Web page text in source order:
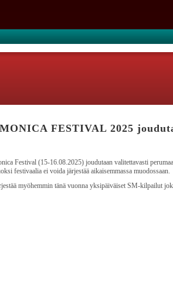
FESTIVAL 2025
Festival (15-16.08.2025) joudutaan valitettavasti
festivaalia ei voida järjestää aikaisemmassa muodossaan.
myöhemmin tänä vuonna yksipäiväiset SM-kilpailut